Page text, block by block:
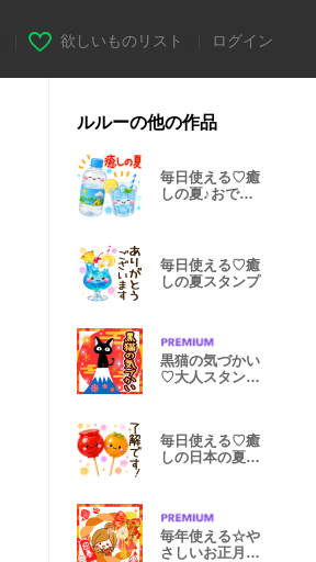
欲しいものリスト ログイン
ルルーの他の作品
毎日使える♡癒
しの夏♪おでか
毎日使える♡癒
しの夏スタンプ
黒猫の気づかい
♡大人スタンプ
毎日使える♡癒
しの日本の夏ス
毎年使える☆や
さしいお正月ス